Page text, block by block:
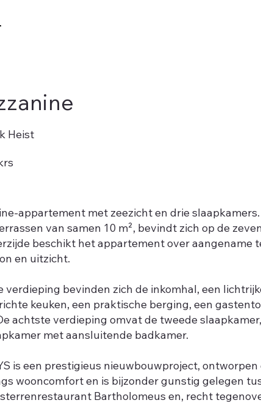
appartement met zeezicht en drie
van samen 10 m², bevindt zich op de
beschikt het appartement over aangename
en uitzicht.
verdieping bevinden zich de inkomhal, een
keuken, een praktische berging, een
achtste verdieping omvat de tweede
met aansluitende badkamer.
is een prestigieus nieuwbouwproject,
wooncomfort en is bijzonder gunstig gelegen
Bartholomeus en, recht
Heist